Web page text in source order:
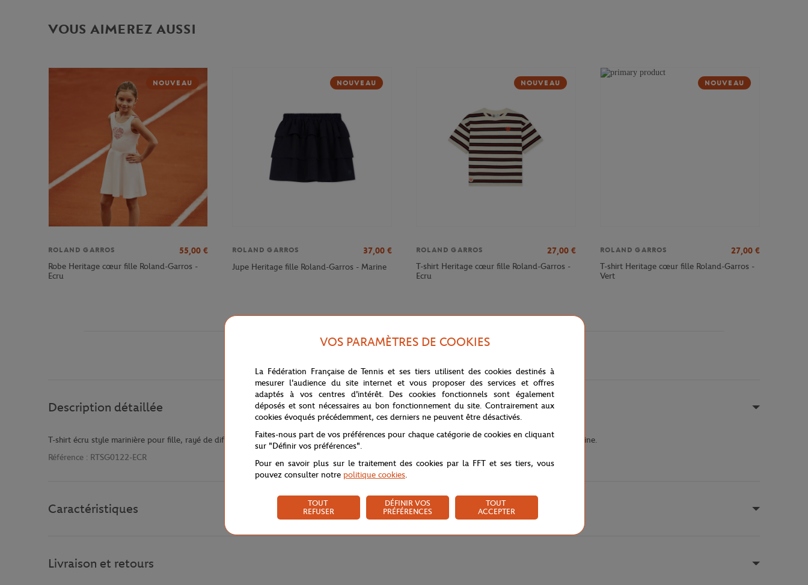
VOUS AIMEREZ AUSSI
NOUVEAU
ROLAND GARROS 55,00 €
Robe Heritage cœur fille Roland-Garros -
Ecru
NOUVEAU
ROLAND GARROS 37,00 €
Jupe Heritage fille Roland-Garros - Marine
NOUVEAU
ROLAND GARROS 27,00 €
T-shirt Heritage cœur fille Roland-Garros -
Ecru
NOUVEAU
ROLAND GARROS 27,00 €
T-shirt Heritage cœur fille Roland-Garros -
Vert
Description détaillée
T-shirt écru style marinière pour fille, rayé de différentes couleurs, issu de la collection Roland-Garros. Il arbore un logo Roland-Garros sur la poitrine.
Référence : RTSG0122-ECR
Caractéristiques
Livraison et retours
VOS PARAMÈTRES DE COOKIES
La Fédération Française de Tennis et ses tiers utilisent des cookies destinés à
mesurer l'audience du site internet et vous proposer des services et offres
adaptés à vos centres d'intérêt. Des cookies fonctionnels sont également
déposés et sont nécessaires au bon fonctionnement du site. Contrairement aux
cookies évoqués précédemment, ces derniers ne peuvent être désactivés.
Faites-nous part de vos préférences pour chaque catégorie de cookies en cliquant
sur "Définir vos préférences".
Pour en savoir plus sur le traitement des cookies par la FFT et ses tiers, vous
pouvez consulter notre politique cookies.
TOUT
REFUSER
DÉFINIR VOS
PRÉFÉRENCES
TOUT
ACCEPTER